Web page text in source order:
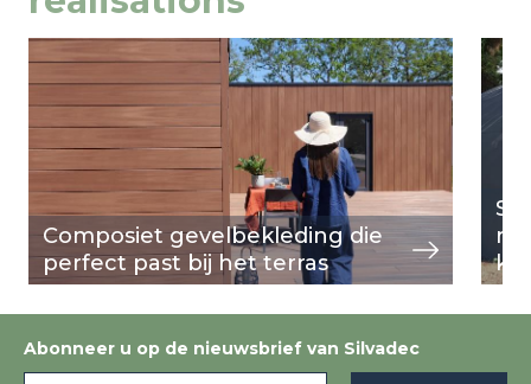
Composiet gevelbekleding die
perfect past bij het terras
Image
weergeven
Abonneer u op de nieuwsbrief van Silvadec